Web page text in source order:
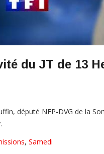
du JT de 13
député NFP-DVG de la
, Samedi